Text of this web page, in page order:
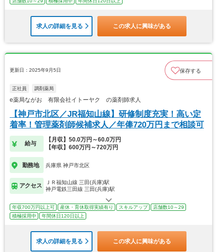
求人の詳細を見る この求人に興味がある
更新日：2025年9月5日 保存する
正社員 調剤薬局
e薬局ながお 有限会社イトーヤク の薬剤師求人
【神戸市北区／JR福知山線】研修制度充実！高い定
着率！管理薬剤師候補求人／年俸720万円まで相談可
給与
【月収】50.0万円～60.0万円
【年収】600万円～720万円
勤務地 兵庫県 神戸市北区
アクセス
ＪＲ福知山線 三田(兵庫)駅
神戸電鉄三田線 三田(兵庫)駅
年収700万円以上可 産休・育休取得実績有り スキルアップ
店舗数10～29
積極採用中
年間休日120日以上
求人の詳細を見る この求人に興味がある